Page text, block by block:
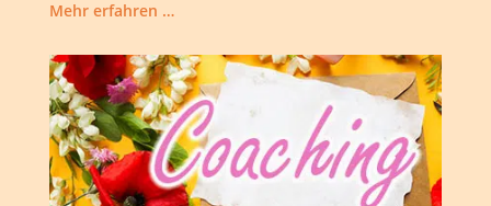
Mehr erfahren …